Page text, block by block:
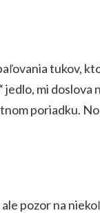
tukov,
mi
poriadku.
pozor na